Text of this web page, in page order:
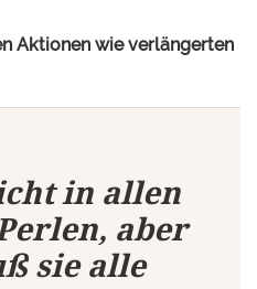
Aktionen wie verlängerten
in allen
aber
sie alle